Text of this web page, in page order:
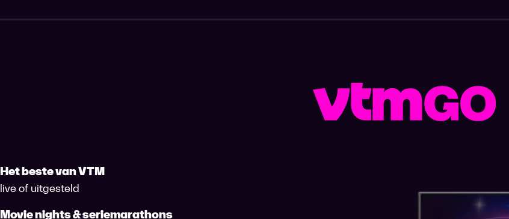
Het beste van VTM
live of uitgesteld
Movie nights & seriemarathons